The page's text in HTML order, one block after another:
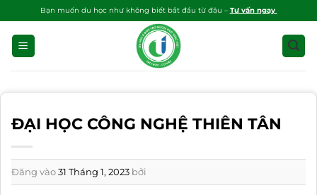
qua
dung
Bạn muốn du học như không biết bắt đầu từ đâu – Tư vấn ngay
ĐẠI HỌC CÔNG NGHỆ THIÊN TÂN
Đăng vào31 Tháng 1, 2023 bởi